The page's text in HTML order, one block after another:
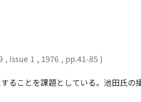
な生業に従事しているが、給免田
すらふくんでいた。それ故、中世
のである。このような給免田制と名
し、中世の社会的分業に基づく二大
に卑賤視が入ってくる事実は、こ
直してみる必要がある。
, Issue 1 , 1976 , pp.41-85 )
ることを課題としている。池田氏の
見(升付) をその補完物として伴な